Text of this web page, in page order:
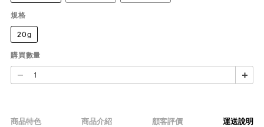
規格
20g
購買數量
商品特色 商品介紹 顧客評價 運送說明